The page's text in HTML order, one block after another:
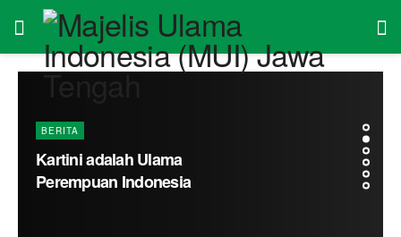
BERITA
Kartini adalah Ulama
Perempuan Indonesia